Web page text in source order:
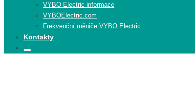
VYBO Electric informace
VYBOElectric.com
Frekvenční měniče VYBO Electric
Kontakty
Search
Search